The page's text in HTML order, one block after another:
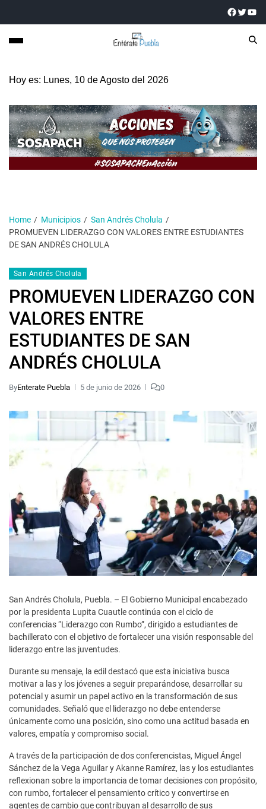
Hoy es: Lunes, 10 de Agosto del 2026
Home Municipios
San Andrés Cholula
PROMUEVEN LIDERAZGO CON VALORES ENTRE ESTUDIANTES
DE SAN ANDRÉS CHOLULA
San Andrés Cholula
PROMUEVEN LIDERAZGO CON
VALORES ENTRE
ESTUDIANTES DE SAN
ANDRÉS CHOLULA
ByEnterate Puebla 5 de junio de 2026 0
San Andrés Cholula, Puebla. – El Gobierno Municipal encabezado
por la presidenta Lupita Cuautle continúa con el ciclo de
conferencias “Liderazgo con Rumbo”, dirigido a estudiantes de
bachillerato con el objetivo de fortalecer una visión responsable del
liderazgo entre las juventudes.
Durante su mensaje, la edil destacó que esta iniciativa busca
motivar a las y los jóvenes a seguir preparándose, desarrollar su
potencial y asumir un papel activo en la transformación de sus
comunidades. Señaló que el liderazgo no debe entenderse
únicamente como una posición, sino como una actitud basada en
valores, empatía y compromiso social.
A través de la participación de dos conferencistas, Miguel Ángel
Sánchez de la Vega Aguilar y Akanne Ramírez, las y los estudiantes
reflexionan sobre la importancia de tomar decisiones con propósito,
con rumbo, fortalecer el pensamiento crítico y convertirse en
agentes de cambio que contribuyan al desarrollo de sus